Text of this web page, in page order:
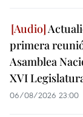
primera
Asamblea
XVI
06/08/2026 23:00